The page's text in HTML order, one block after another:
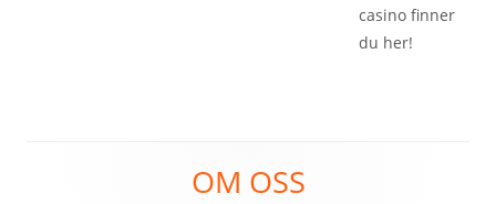
casino finner
du her!
OM OSS